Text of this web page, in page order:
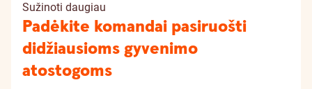
Sužinoti daugiau
Padėkite komandai pasiruošti
didžiausioms gyvenimo
atostogoms